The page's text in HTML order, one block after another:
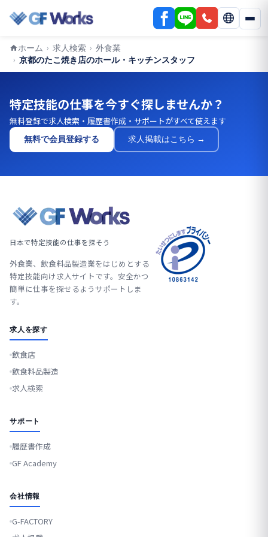
ホーム › 求人検索 › 外食業
› 京都のたこ焼き店のホール・キッチンスタッフ
特定技能の仕事を今すぐ探しませんか？
無料登録で求人検索・履歴書作成・サポートがすべて使えます
無料で会員登録する 求人掲載はこちら →
日本で特定技能の仕事を探そう
外食業、飲食料品製造業をはじめとする
特定技能向け求人サイトです。安全かつ
簡単に仕事を探せるようサポートしま
す。
求人を探す
飲食店
飲食料品製造
求人検索
サポート
履歴書作成
GF Academy
会社情報
G-FACTORY